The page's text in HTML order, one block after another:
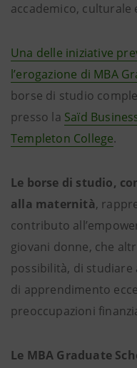
accademico, culturale
Una delle iniziative
l’erogazione di MBA
borse di studio
presso la Saïd
Templeton College.
Le borse di studio,
alla maternità,
contributo
giovani donne, che
possibilità, di studiare
di apprendimento
preoccupazioni
Le MBA Graduate